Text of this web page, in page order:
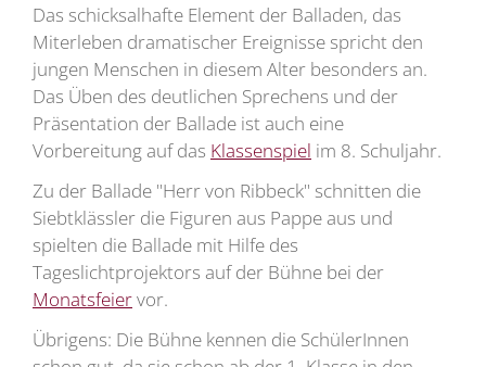
Das schicksalhafte Element der Balladen, das
Miterleben dramatischer Ereignisse spricht den
jungen Menschen in diesem Alter besonders an.
Das Üben des deutlichen Sprechens und der
Präsentation der Ballade ist auch eine
Vorbereitung auf das Klassenspiel im 8. Schuljahr.
Zu der Ballade "Herr von Ribbeck" schnitten die
Siebtklässler die Figuren aus Pappe aus und
spielten die Ballade mit Hilfe des
Tageslichtprojektors auf der Bühne bei der
Monatsfeiervor.
Übrigens: Die Bühne kennen die SchülerInnen